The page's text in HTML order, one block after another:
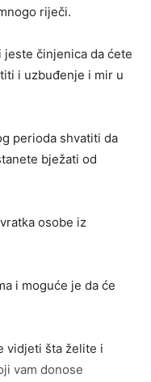
riječi.
jeste činjenica da ćete
i uzbuđenje i mir u
perioda shvatiti da
bježati od
osobe iz
i moguće je da će
vidjeti šta želite i
vam donose